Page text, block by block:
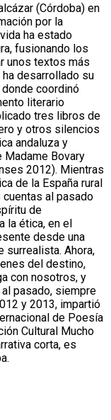
(Córdoba) en
por la
ha estado
fusionando los
unos textos más
desarrollado su
donde coordinó
literario
tres libros de
y otros silencios
andaluza y
Madame Bovary
2012). Mientras
de la España rural
al pasado
de
la ética, en el
desde una
surrealista. Ahora,
del destino,
con nosotros, y
pasado, siempre
y 2013, impartió
de Poesía
Cultural Mucho
corta, es